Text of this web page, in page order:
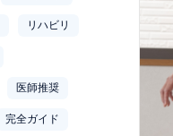
リハビリ
医師推奨
完全ガイド